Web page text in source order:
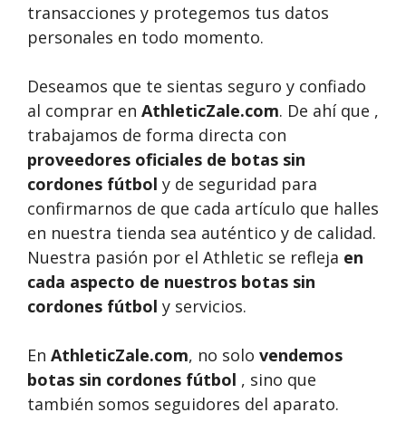
transacciones y protegemos tus datos
personales en todo momento.
Deseamos que te sientas seguro y confiado
al comprar en AthleticZale.com. De ahí que ,
trabajamos de forma directa con
proveedores oficiales de botas sin
cordones fútbol y de seguridad para
confirmarnos de que cada artículo que halles
en nuestra tienda sea auténtico y de calidad.
Nuestra pasión por el Athletic se refleja en
cada aspecto de nuestros botas sin
cordones fútbol y servicios.
En AthleticZale.com, no solo vendemos
botas sin cordones fútbol , sino que
también somos seguidores del aparato.